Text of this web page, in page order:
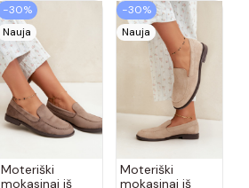
−30%
Nauja
Moteriški
mokasinai iš
−30%
Nauja
Moteriški
mokasinai iš